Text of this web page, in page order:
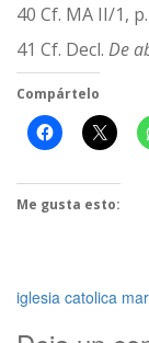
40 Cf. MA II/1,
41 Cf. Decl. De
Compártelo
Me gusta esto:
iglesia catolica